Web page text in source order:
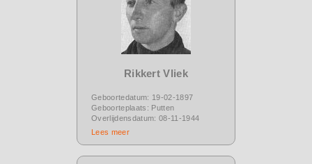
Rikkert Vliek
Geboortedatum: 19-02-1897
Geboorteplaats: Putten
Overlijdensdatum: 08-11-1944
Lees meer